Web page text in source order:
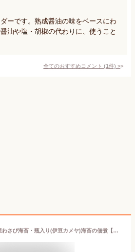
ーです。熟成醤油の味をベースにわ
油や塩・胡椒の代わりに、使うこと
全てのおすすめコメント (1件) >
富士山・伊豆 お土産わさび海苔・瓶入り(伊豆カメヤ)海苔の佃煮【わさび味】